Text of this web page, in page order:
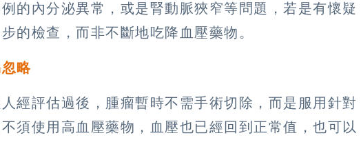
的內分泌異常，或是腎動脈狹窄等問題，若是有懷疑
的檢查，而非不斷地吃降血壓藥物。
略
經評估過後，腫瘤暫時不需手術切除，而是服用針對
須使用高血壓藥物，血壓也已經回到正常值，也可以